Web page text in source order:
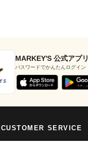
MARKEY'S 公式アプリ
パスワードでかんたんログイン
CUSTOMER SERVICE